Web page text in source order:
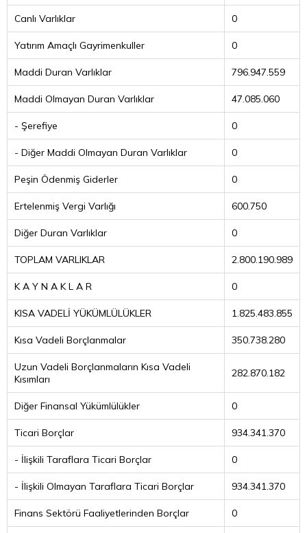
Canlı Varlıklar 0
Yatırım Amaçlı Gayrimenkuller 0
Maddi Duran Varlıklar 796.947.559
Maddi Olmayan Duran Varlıklar 47.085.060
- Şerefiye 0
- Diğer Maddi Olmayan Duran Varlıklar 0
Peşin Ödenmiş Giderler 0
Ertelenmiş Vergi Varlığı 600.750
Diğer Duran Varlıklar 0
TOPLAM VARLIKLAR 2.800.190.989
K A Y N A K L A R 0
KISA VADELİ YÜKÜMLÜLÜKLER 1.825.483.855
Kısa Vadeli Borçlanmalar 350.738.280
Uzun Vadeli Borçlanmaların Kısa Vadeli
Kısımları
282.870.182
Diğer Finansal Yükümlülükler 0
Ticari Borçlar 934.341.370
- İlişkili Taraflara Ticari Borçlar 0
- İlişkili Olmayan Taraflara Ticari Borçlar 934.341.370
Finans Sektörü Faaliyetlerinden Borçlar 0